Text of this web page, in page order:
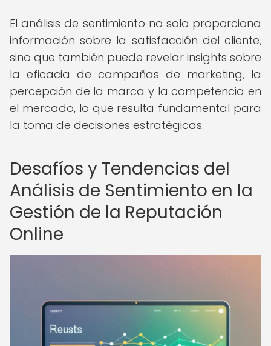
El análisis de sentimiento no solo proporciona
información sobre la satisfacción del cliente,
sino que también puede revelar insights sobre
la eficacia de campañas de marketing, la
percepción de la marca y la competencia en
el mercado, lo que resulta fundamental para
la toma de decisiones estratégicas.
Desafíos y Tendencias del
Análisis de Sentimiento en la
Gestión de la Reputación
Online